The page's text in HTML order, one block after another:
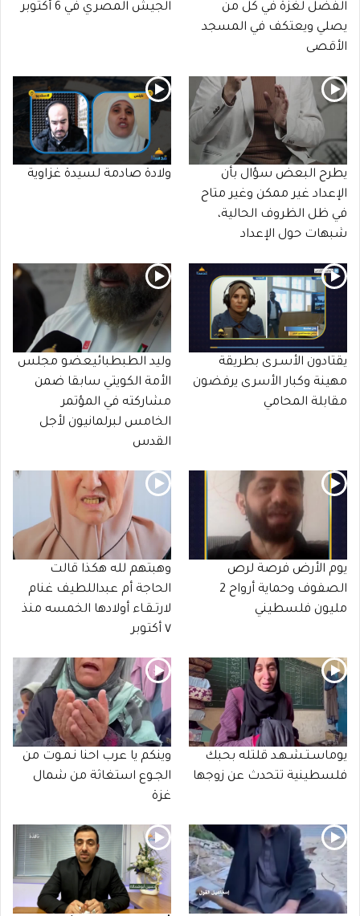
الفضل لغزة في كل من
يصلي ويعتكف في المسجد
الأقصى
الجيش المصري في 6 أكتوبر
يطرح البعض سؤال بأن
الإعداد غير ممكن وغير متاح
في ظل الظروف الحالية،
شبهات حول الإعداد
ولادة صادمة لسيدة غزاوية
يقتادون الأسـرى بطريقة
مهينة وكبار الأسرى يرفضون
مقابلة المحامي
وليد الطبطبائيعضو مجلس
الأمة الكويتي سابقا ضمن
مشاركته في المؤتمر
الخامس لبرلمانيون لأجل
القدس
يوم الأرض فرصة لرص
الصفوف وحماية أرواح 2
مليون فلسطيني
وهبتهم لله هكذا قالت
الحاجة أم عبداللطيف غنام
لارتـقـاء أولادها الخمسه منذ
٧ أكتوبر
يوماسـتـشـهـد قلتله بحبك
فلسطينية تتحدث عن زوجها
وينكم يا عرب احنا نـمـوت من
الجـوع استغاثة من شمال
غزة